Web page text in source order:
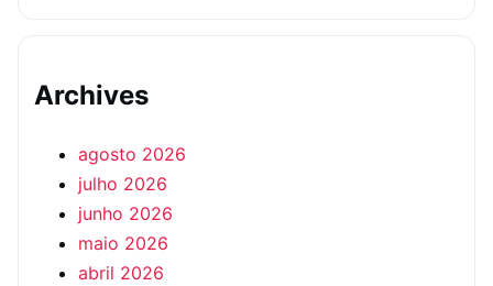
Archives
agosto 2026
julho 2026
junho 2026
maio 2026
abril 2026